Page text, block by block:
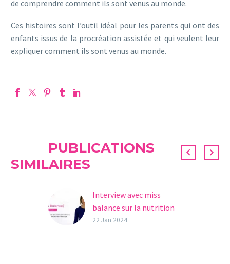
de comprendre comment ils sont venus au monde.
Ces histoires sont l’outil idéal pour les parents qui ont des
enfants issus de la procréation assistée et qui veulent leur
expliquer comment ils sont venus au monde.
PUBLICATIONS
SIMILAIRES
Interview avec miss
balance sur la nutrition
et la fertilite
22 Jan 2024